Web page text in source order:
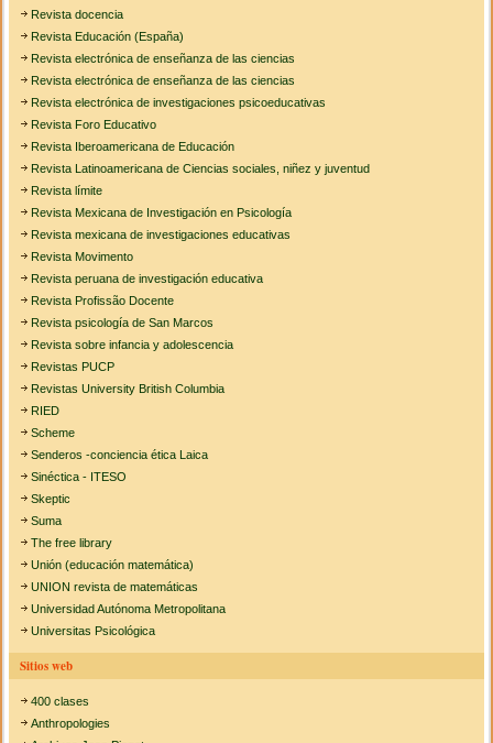
Revista docencia
Revista Educación (España)
Revista electrónica de enseñanza de las ciencias
Revista electrónica de enseñanza de las ciencias
Revista electrónica de investigaciones psicoeducativas
Revista Foro Educativo
Revista Iberoamericana de Educación
Revista Latinoamericana de Ciencias sociales, niñez y juventud
Revista límite
Revista Mexicana de Investigación en Psicología
Revista mexicana de investigaciones educativas
Revista Movimento
Revista peruana de investigación educativa
Revista Profissão Docente
Revista psicología de San Marcos
Revista sobre infancia y adolescencia
Revistas PUCP
Revistas University British Columbia
RIED
Scheme
Senderos -conciencia ética Laica
Sinéctica - ITESO
Skeptic
Suma
The free library
Unión (educación matemática)
UNION revista de matemáticas
Universidad Autónoma Metropolitana
Universitas Psicológica
Sitios web
400 clases
Anthropologies